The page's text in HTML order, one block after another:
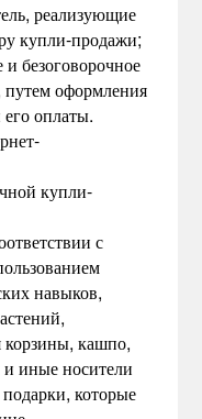
реализующие
купли-продажи;
безоговорочное
оформления
оплаты.
купли-
с
навыков,
корзины, кашпо,
иные носители
которые